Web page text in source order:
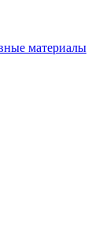
материалы